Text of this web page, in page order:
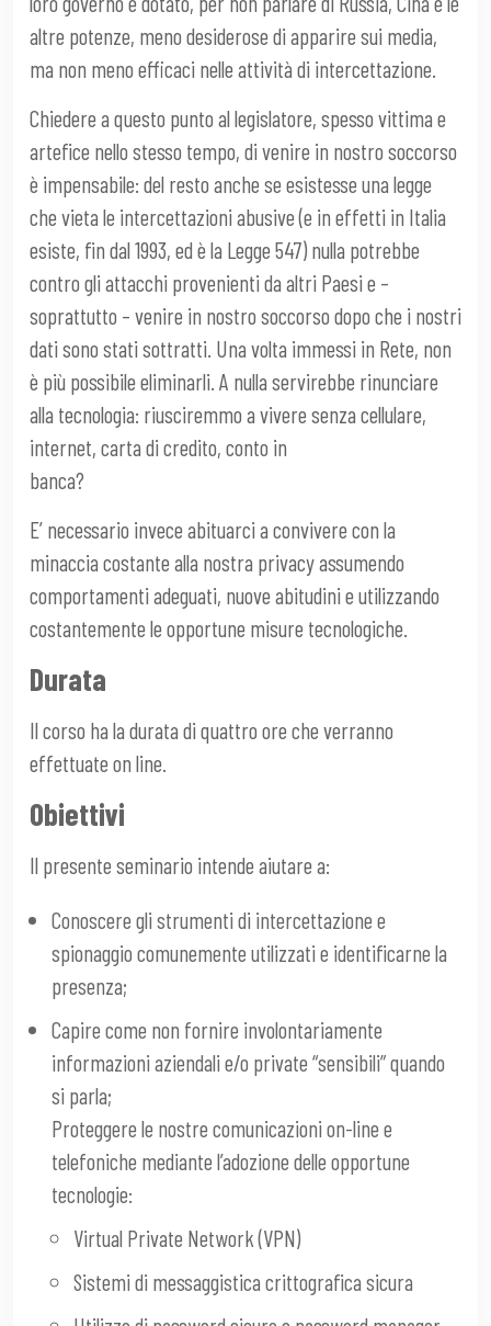
altre potenze, meno desiderose di apparire sui media,
ma non meno efficaci nelle attività di intercettazione.
Chiedere a questo punto al legislatore, spesso vittima e
artefice nello stesso tempo, di venire in nostro soccorso
è impensabile: del resto anche se esistesse una legge
che vieta le intercettazioni abusive (e in effetti in Italia
esiste, fin dal 1993, ed è la Legge 547) nulla potrebbe
contro gli attacchi provenienti da altri Paesi e –
soprattutto – venire in nostro soccorso dopo che i nostri
dati sono stati sottratti. Una volta immessi in Rete, non
è più possibile eliminarli. A nulla servirebbe rinunciare
alla tecnologia: riusciremmo a vivere senza cellulare,
internet, carta di credito, conto in
banca?
E’ necessario invece abituarci a convivere con la
minaccia costante alla nostra privacy assumendo
comportamenti adeguati, nuove abitudini e utilizzando
costantemente le opportune misure tecnologiche.
Durata
Il corso ha la durata di quattro ore che verranno
effettuate on line.
Obiettivi
Il presente seminario intende aiutare a:
Conoscere gli strumenti di intercettazione e
spionaggio comunemente utilizzati e identificarne la
presenza;
Capire come non fornire involontariamente
informazioni aziendali e/o private “sensibili” quando
si parla;
Proteggere le nostre comunicazioni on-line e
telefoniche mediante l’adozione delle opportune
tecnologie:
Virtual Private Network (VPN)
Sistemi di messaggistica crittografica sicura